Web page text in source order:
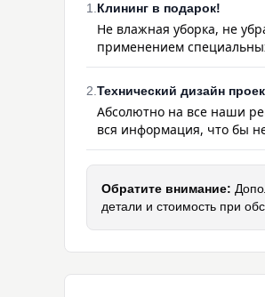
1 Клининг в подарок!
Не влажная уборка, не
применением
2 Технический дизайн
Абсолютно на все наши
вся информация, что бы
Обратите внимание:
детали и стоимость при